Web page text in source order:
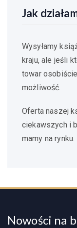
Jak
Wysyłamy
kraju, ale jeśli
towar
możliwość.
Oferta naszej
ciekawszych i
mamy na rynku.
Nowości na